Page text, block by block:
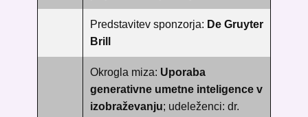
Predstavitev sponzorja: De Gruyter
Brill
Okrogla miza: Uporaba
generativne umetne inteligence v
izobraževanju; ​udeleženci: dr.